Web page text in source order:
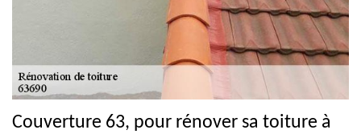
Couverture 63, pour rénover sa toiture à